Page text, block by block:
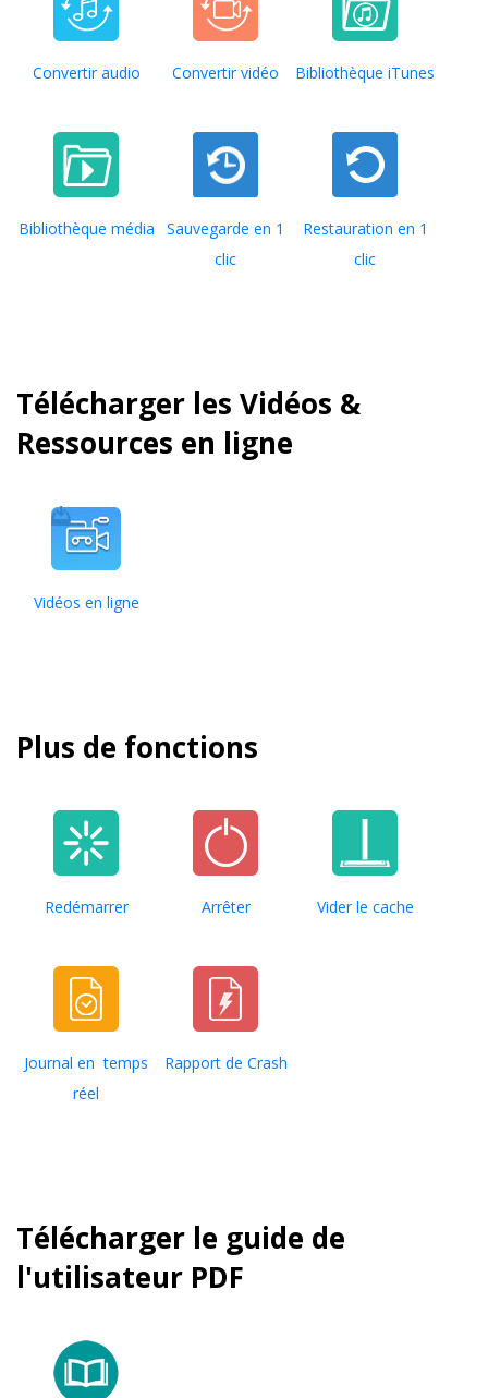
Convertir audio Convertir vidéo Bibliothèque iTunes
Bibliothèque média
Sauvegarde en 1
clic
Restauration en 1
clic
Télécharger les Vidéos &
Ressources en ligne
Vidéos en ligne
Plus de fonctions
Redémarrer Arrêter Vider le cache
Journal en ​​ temps
réel
Rapport de Crash
Télécharger le guide de
l'utilisateur PDF